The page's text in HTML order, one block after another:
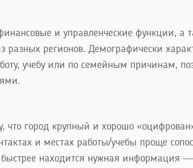
и управленческие функции, а
разных регионов. Демографически
учебу или по семейным причинам,
что город крупный и хорошо
и местах работы/учебы проще
находится нужная информация